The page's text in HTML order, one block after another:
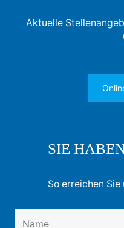
Aktuelle
SIE
So erreichen